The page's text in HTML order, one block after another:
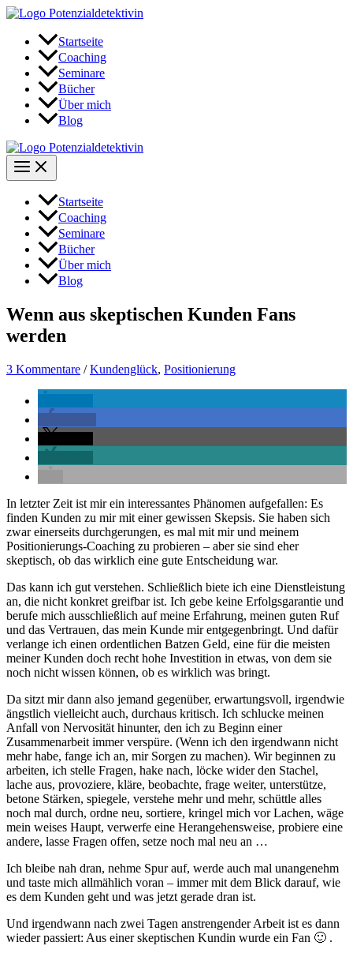
Zum
springen
Startseite
Coaching
Seminare
Bücher
Über mich
Blog
Startseite
Coaching
Seminare
Bücher
Über mich
Blog
Wenn aus skeptischen Kunden Fans
werden
3 Kommentare /Kundenglück, Positionierung
In letzter Zeit ist mir ein interessantes Phänomen aufgefallen: Es
finden Kunden zu mir mit einer gewissen Skepsis. Sie haben sich
zwar einerseits durchgerungen, es mal mit mir und meinem
Positionierungs-Coaching zu probieren – aber sie sind eher
skeptisch, ob das wirklich eine gute Entscheidung war.
Das kann ich gut verstehen. Schließlich biete ich eine Dienstleistung
an, die nicht konkret greifbar ist. Ich gebe keine Erfolgsgarantie und
berufe mich ausschließlich auf meine Erfahrung, meinen guten Ruf
und das Vertrauen, das mein Kunde mir entgegenbringt. Und dafür
verlange ich einen ordentlichen Batzen Geld, eine für die meisten
meiner Kunden doch recht hohe Investition in etwas, von dem sie
noch nicht wissen können, ob es wirklich was bringt.
Da sitzt mir dann also jemand gegenüber, erwartungsvoll, irgendwie
ängstlich vielleicht auch, durchaus kritisch. Ich schlucke meinen
Anfall von Nervosität hinunter, den ich zu Beginn einer
Zusammenarbeit immer verspüre. (Wenn ich den irgendwann nicht
mehr habe, fange ich an, mir Sorgen zu machen). Wir beginnen zu
arbeiten, ich stelle Fragen, hake nach, löcke wider den Stachel,
lache aus, provoziere, kläre, beobachte, frage weiter, unterstütze,
betone Stärken, spiegele, verstehe mehr und mehr, schüttle alles
noch mal durch, ordne neu, sortiere, kringel mich vor Lachen, wäge
mein weises Haupt, verwerfe eine Herangehensweise, probiere eine
andere, lasse Fragen offen, setze noch mal neu an …
Ich bleibe nah dran, nehme Spur auf, werde auch mal unangenehm
und taste mich allmählich voran – immer mit dem Blick darauf, wie
es dem Kunden geht und was jetzt gerade dran ist.
Und irgendwann nach zwei Tagen anstrengender Arbeit ist es dann
wieder passiert: Aus einer skeptischen Kundin wurde ein Fan 🙂 .